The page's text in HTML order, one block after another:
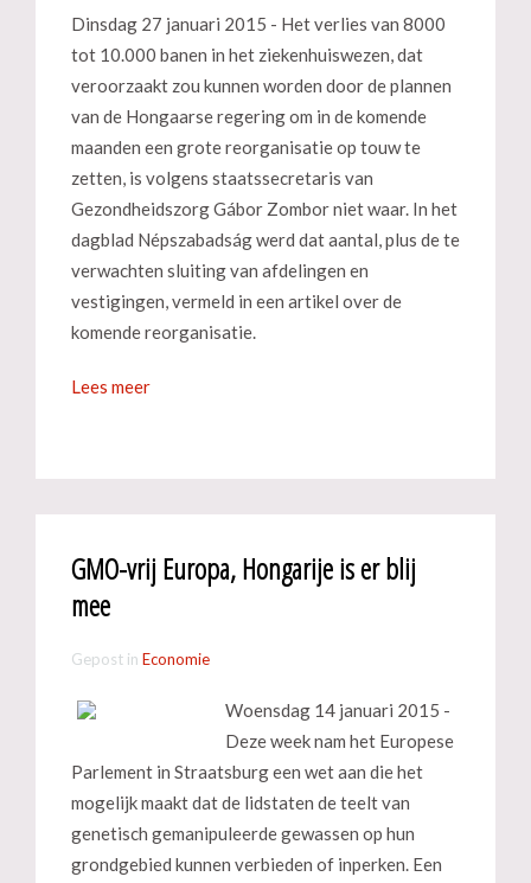
Dinsdag 27 januari 2015 - Het verlies van 8000
tot 10.000 banen in het ziekenhuiswezen, dat
veroorzaakt zou kunnen worden door de plannen
van de Hongaarse regering om in de komende
maanden een grote reorganisatie op touw te
zetten, is volgens staatssecretaris van
Gezondheidszorg Gábor Zombor niet waar. In het
dagblad Népszabadság werd dat aantal, plus de te
verwachten sluiting van afdelingen en
vestigingen, vermeld in een artikel over de
komende reorganisatie.
Lees meer
GMO-vrij Europa, Hongarije is er blij
mee
Gepost in Economie
Woensdag 14 januari 2015 -
Deze week nam het Europese
Parlement in Straatsburg een wet aan die het
mogelijk maakt dat de lidstaten de teelt van
genetisch gemanipuleerde gewassen op hun
grondgebied kunnen verbieden of inperken. Een